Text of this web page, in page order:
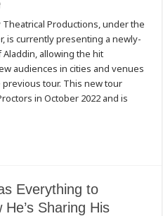
Trải
Vở
Kịch
Nổi
on
Aladdin
Launches
a
Imagined
American
Tour
Allowing
New
Theatrical Productions, under the
is currently presenting a newly-
allowing the hit
audiences in cities and venues
previous tour. This new tour
in October 2022 and is
Everything to
Sharing His